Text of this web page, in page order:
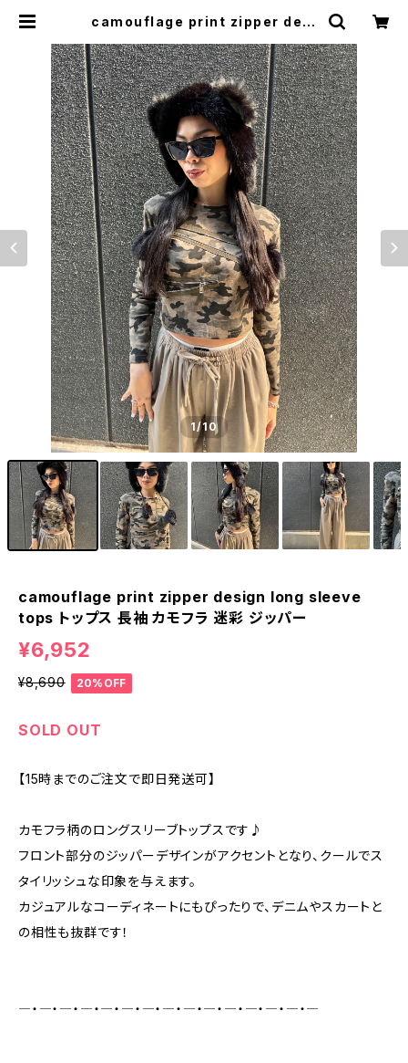
camouflage print zipper desi
袖 カモフラ 迷彩 ジッパー | LOOSE
HOUSE
1/10
camouflage print zipper design long sleeve
tops トップス 長袖 カモフラ 迷彩 ジッパー
¥6,952
¥8,690 20%OFF
SOLD OUT
【15時までのご注文で即日発送可】
カモフラ柄のロングスリーブトップスです♪
フロント部分のジッパーデザインがアクセントとなり、クールでス
タイリッシュな印象を与えます。
カジュアルなコーディネートにもぴったりで、デニムやスカートと
の相性も抜群です！
―・―・―・―・―・―・―・―・―・―・―・―・―・―・―